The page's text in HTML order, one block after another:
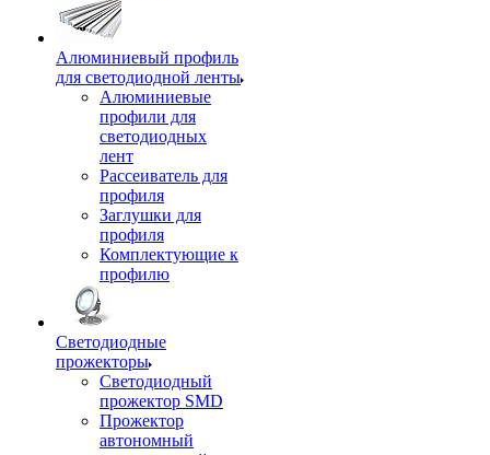
Алюминиевый профиль
для светодиодной ленты
Алюминиевые
профили для
светодиодных
лент
Рассеиватель для
профиля
Заглушки для
профиля
Комплектующие к
профилю
Светодиодные
прожекторы
Светодиодный
прожектор SMD
Прожектор
автономный